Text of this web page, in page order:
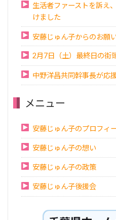
生活者ファーストを訴え
けました
安藤じゅん子からのお願
2月7日（土）最終日の街
中野洋昌共同幹事長が応
メニュー
安藤じゅん子のプロフィ
安藤じゅん子の想い
安藤じゅん子の政策
安藤じゅん子後援会